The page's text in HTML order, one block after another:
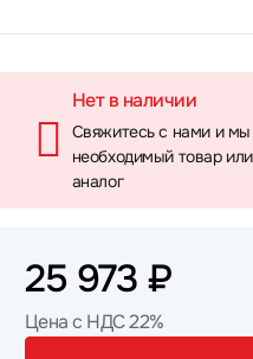
Нет в наличии
Свяжитесь с нами и мы
необходимый товар
аналог
25 973 ₽
Цена с НДС 22%